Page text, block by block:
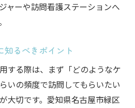
ャーや訪問看護ステーションへ
知るべきポイント
する際は、まず「どのようなケ
いの頻度で訪問してもらいたい
大切です。愛知県名古屋市緑区